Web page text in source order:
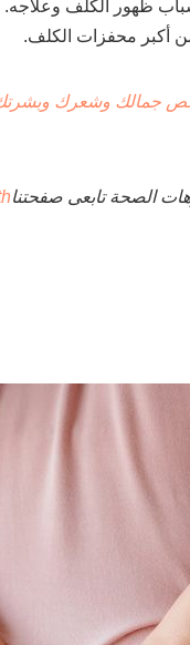
ظهور الكلف
أكبر محفزات الكلف.
جمالك وشعرك
الصحة تابعى صفحتنا